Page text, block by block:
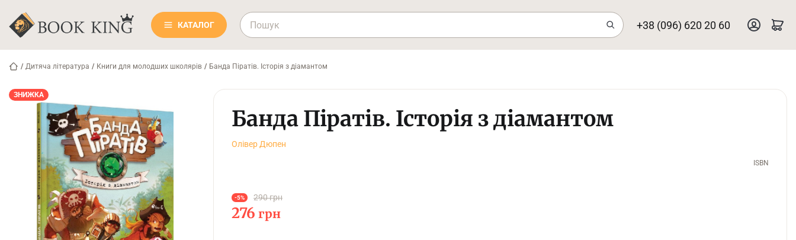
КАТАЛОГ +38 (096) 620 20 60
/ Дитяча література / Книги для молодших школярів / Банда Піратів. Історія з діамантом
ЗНИЖКА
Банда Піратів. Історія з діамантом
Олівер Дюпен
ISBN
-5% 290 грн
276 грн